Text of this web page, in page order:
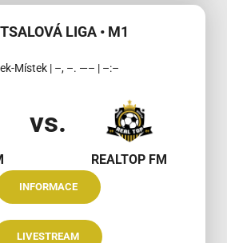
LIGA • M1
Místek | –, –. —– | –:–
vs.
REALTOP FM
INFORMACE
LIVESTREAM